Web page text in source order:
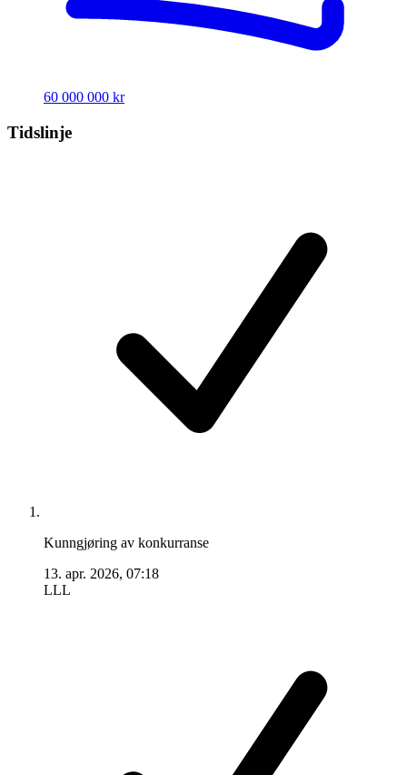
60 000 000 kr
Tidslinje
Kunngjøring av konkurranse
13. apr. 2026, 07:18
LLL